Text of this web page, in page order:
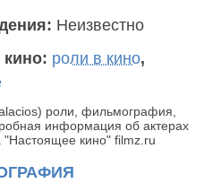
Неизвестно
роли в кино,
роли, фильмография,
информация об актерах
"Настоящее кино" filmz.ru